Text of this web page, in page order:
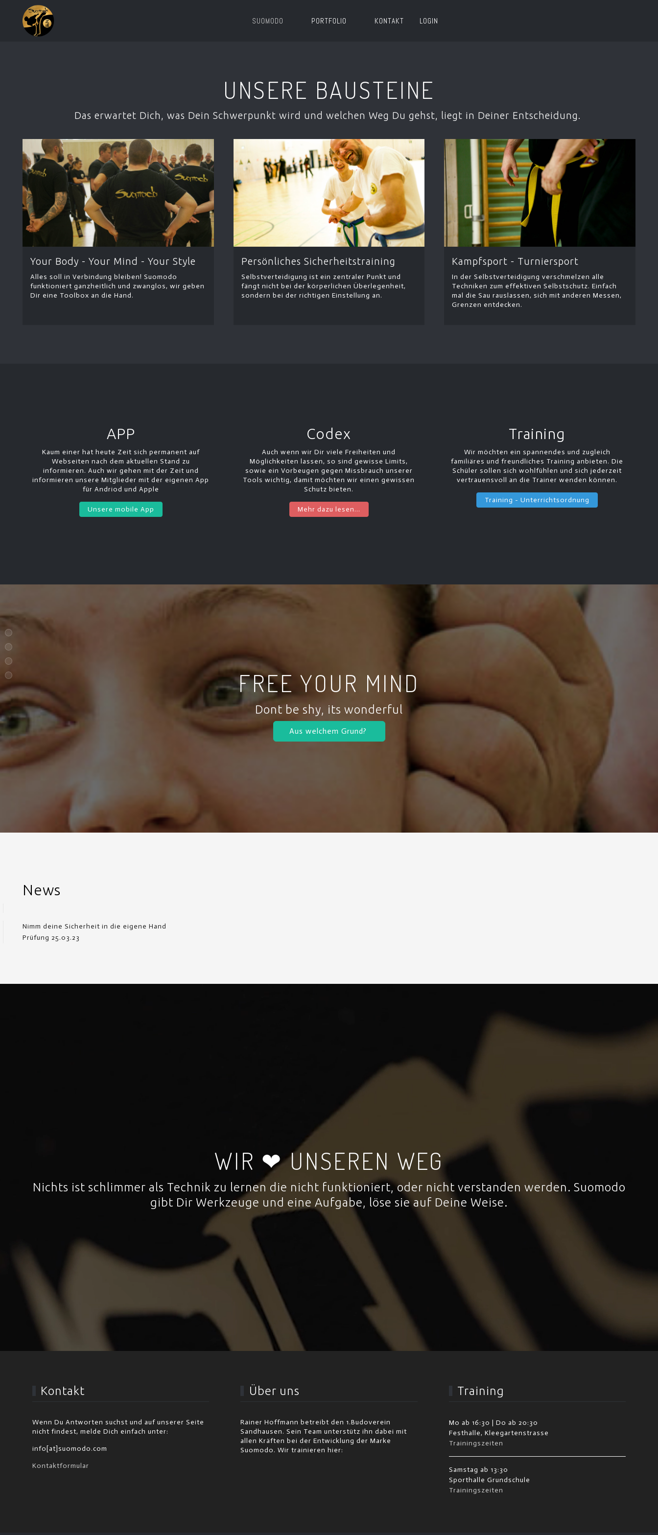
SUOMODO PORTFOLIO KONTAKT LOGIN
UNSERE BAUSTEINE
Das erwartet Dich, was Dein Schwerpunkt wird und welchen Weg Du gehst, liegt in Deiner Entscheidung.
Your Body - Your Mind - Your Style
Alles soll in Verbindung bleiben! Suomodo
funktioniert ganzheitlich und zwanglos, wir geben
Dir eine Toolbox an die Hand.
Persönliches Sicherheitstraining
Selbstverteidigung ist ein zentraler Punkt und
fängt nicht bei der körperlichen Überlegenheit,
sondern bei der richtigen Einstellung an.
Kampfsport - Turniersport
In der Selbstverteidigung verschmelzen alle
Techniken zum effektiven Selbstschutz. Einfach
mal die Sau rauslassen, sich mit anderen Messen,
Grenzen entdecken.
APP
Kaum einer hat heute Zeit sich permanent auf
Webseiten nach dem aktuellen Stand zu
informieren. Auch wir gehen mit der Zeit und
informieren unsere Mitglieder mit der eigenen App
für Andriod und Apple
Unsere mobile App
Codex
Auch wenn wir Dir viele Freiheiten und
Möglichkeiten lassen, so sind gewisse Limits,
sowie ein Vorbeugen gegen Missbrauch unserer
Tools wichtig, damit möchten wir einen gewissen
Schutz bieten.
Mehr dazu lesen...
Training
Wir möchten ein spannendes und zugleich
familiäres und freundliches Training anbieten. Die
Schüler sollen sich wohlfühlen und sich jederzeit
vertrauensvoll an die Trainer wenden können.
Training - Unterrichtsordnung
FREE YOUR MIND
Dont be shy, its wonderful
Aus welchem Grund?
News
Nimm deine Sicherheit in die eigene Hand
Prüfung 25.03.23
WIR ❤ UNSEREN WEG
Nichts ist schlimmer als Technik zu lernen die nicht funktioniert, oder nicht verstanden werden. Suomodo
gibt Dir Werkzeuge und eine Aufgabe, löse sie auf Deine Weise.
Kontakt
Wenn Du Antworten suchst und auf unserer Seite
nicht findest, melde Dich einfach unter:
info[at]suomodo.com
Kontaktformular
Über uns
Rainer Hoffmann betreibt den 1.Budoverein
Sandhausen. Sein Team unterstütz ihn dabei mit
allen Kräften bei der Entwicklung der Marke
Suomodo. Wir trainieren hier:
Training
Mo ab 16:30 | Do ab 20:30
Festhalle, Kleegartenstrasse
Trainingszeiten
Samstag ab 13:30
Sporthalle Grundschule
Trainingszeiten